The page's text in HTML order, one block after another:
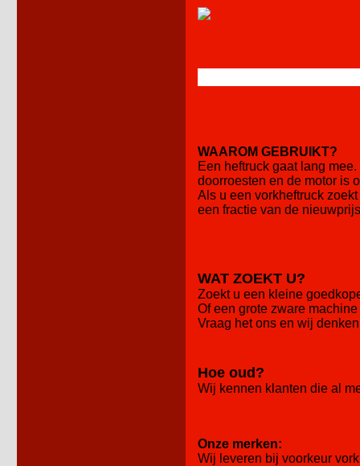
WAAROM GEBRUIKT?
Een heftruck gaat lang
doorroesten en de motor is
Als u een vorkheftruck
een fractie van de
WAT ZOEKT U?
Zoekt u een kleine
Of een grote zware
Vraag het ons en wij
Hoe oud?
Wij kennen klanten die al
Onze merken:
Wij leveren bij voorkeur